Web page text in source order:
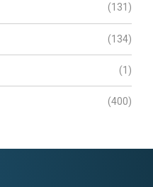
(131)
(134)
(1)
(400)